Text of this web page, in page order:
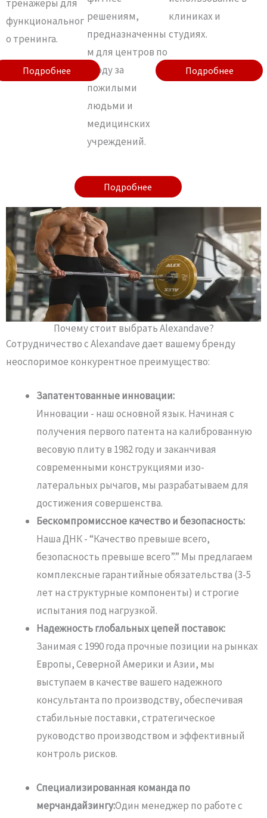
тренажеры для
функциональног
о тренинга.
Подробнее
Подробнее
решениям,
предназначенны
м для центров по
уходу за
пожилыми
людьми и
медицинских
учреждений.
Подробнее
Подробнее
клиниках и
студиях.
Подробнее
Подробнее
Почему стоит выбрать Alexandave?
Сотрудничество с Alexandave дает вашему бренду
неоспоримое конкурентное преимущество:
Запатентованные инновации:
Инновации - наш основной язык. Начиная с
получения первого патента на калиброванную
весовую плиту в 1982 году и заканчивая
современными конструкциями изо-
латеральных рычагов, мы разрабатываем для
достижения совершенства.
Бескомпромиссное качество и безопасность:
Наша ДНК - “Качество превыше всего,
безопасность превыше всего”.” Мы предлагаем
комплексные гарантийные обязательства (3-5
лет на структурные компоненты) и строгие
испытания под нагрузкой.
Надежность глобальных цепей поставок:
Занимая с 1990 года прочные позиции на рынках
Европы, Северной Америки и Азии, мы
выступаем в качестве вашего надежного
консультанта по производству, обеспечивая
стабильные поставки, стратегическое
руководство производством и эффективный
контроль рисков.
Специализированная команда по
мерчандайзингу:Один менеджер по работе с